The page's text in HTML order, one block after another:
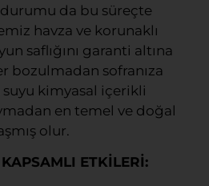
da bu süreçte
havza ve korunaklı
saflığını garanti altına
bozulmadan sofranıza
suyu kimyasal içerikli
en temel ve doğal
olur.
ETKİLERİ: